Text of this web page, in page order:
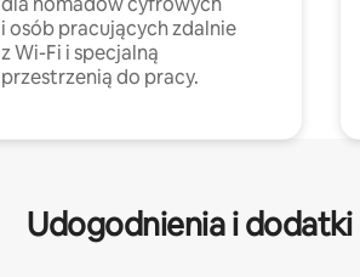
i osób pracujących zdalnie
z Wi-Fi i specjalną
przestrzenią do pracy.
Udogodnienia i dodatki